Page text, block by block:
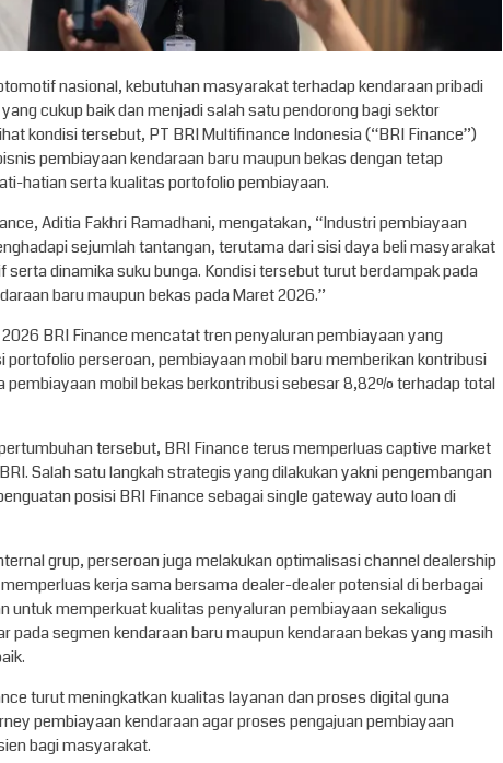
nasional, kebutuhan masyarakat terhadap kendaraan pribadi
cukup baik dan menjadi salah satu pendorong bagi sektor
kondisi tersebut, PT BRI Multifinance Indonesia (“BRI Finance”)
pembiayaan kendaraan baru maupun bekas dengan tetap
hatian serta kualitas portofolio pembiayaan.
Aditia Fakhri Ramadhani, mengatakan, “Industri pembiayaan
sejumlah tantangan, terutama dari sisi daya beli masyarakat
serta dinamika suku bunga. Kondisi tersebut turut berdampak pada
baru maupun bekas pada Maret 2026.”
BRI Finance mencatat tren penyaluran pembiayaan yang
perseroan, pembiayaan mobil baru memberikan kontribusi
mobil bekas berkontribusi sebesar 8,82% terhadap total
tersebut, BRI Finance terus memperluas captive market
Salah satu langkah strategis yang dilakukan yakni pengembangan
posisi BRI Finance sebagai single gateway auto loan di
grup, perseroan juga melakukan optimalisasi channel dealership
kerja sama bersama dealer-dealer potensial di berbagai
untuk memperkuat kualitas penyaluran pembiayaan sekaligus
pada segmen kendaraan baru maupun kendaraan bekas yang masih
turut meningkatkan kualitas layanan dan proses digital guna
pembiayaan kendaraan agar proses pengajuan pembiayaan
bagi masyarakat.